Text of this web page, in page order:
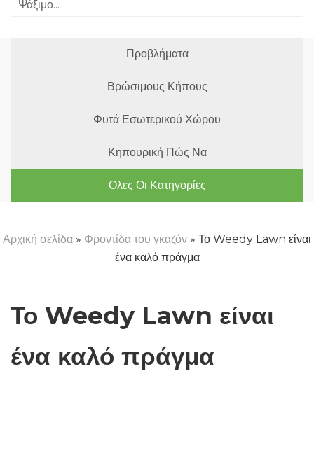
Προβλήματα
Βρώσιμους Κήπους
Φυτά Εσωτερικού Χώρου
Κηπουρική Πώς Να
Ολες Οι Κατηγορίες
Αρχική σελίδα » Φροντίδα του γκαζόν » Το Weedy Lawn είναι
ένα καλό πράγμα
Το Weedy Lawn είναι
ένα καλό πράγμα